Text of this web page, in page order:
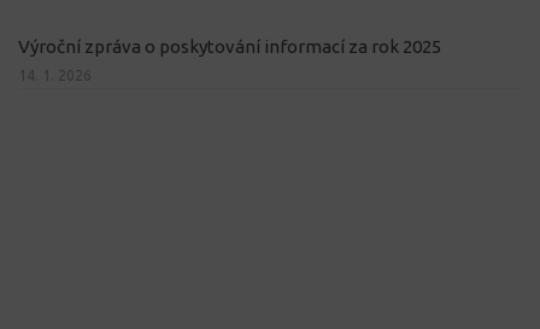
Výroční zpráva o poskytování informací za rok 2025
14. 1. 2026